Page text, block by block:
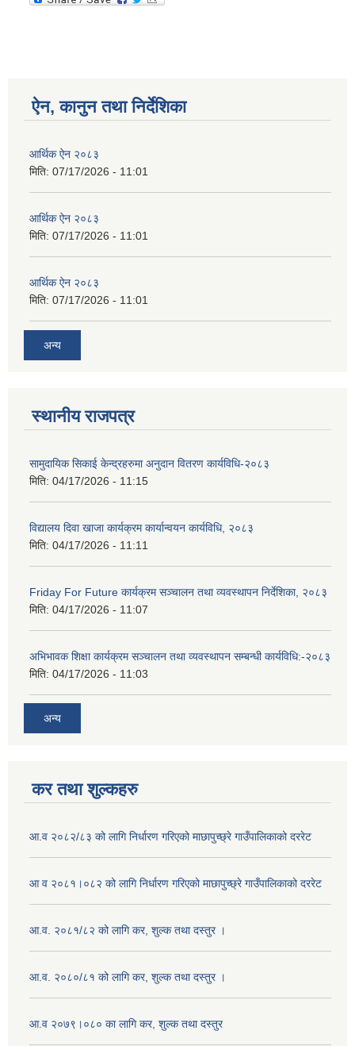
ऐन, कानुन तथा निर्देशिका
आर्थिक ऐन २०८३
मिति: 07/17/2026 - 11:01
आर्थिक ऐन २०८३
मिति: 07/17/2026 - 11:01
आर्थिक ऐन २०८३
मिति: 07/17/2026 - 11:01
अन्य
स्थानीय राजपत्र
सामुदायिक सिकाई केन्द्रहरुमा अनुदान वितरण कार्यविधि-२०८३
मिति: 04/17/2026 - 11:15
विद्यालय दिवा खाजा कार्यक्रम कार्यान्वयन कार्यविधि, २०८३
मिति: 04/17/2026 - 11:11
Friday For Future कार्यक्रम सञ्चालन तथा व्यवस्थापन निर्देशिका, २०८३
मिति: 04/17/2026 - 11:07
अभिभावक शिक्षा कार्यक्रम सञ्चालन तथा व्यवस्थापन सम्बन्धी कार्यविधि:-२०८३
मिति: 04/17/2026 - 11:03
अन्य
कर तथा शुल्कहरु
आ.व २०८२/८३ को लागि निर्धारण गरिएको माछापुच्छ्रे गाउँपालिकाको दररेट
आ व २०८१।०८२ को लागि निर्धारण गरिएको माछापुच्छ्रे गाउँपालिकाको दररेट
आ.व. २०८१/८२ को लागि कर, शुल्क तथा दस्तुर ।
आ.व. २०८०/८१ को लागि कर, शुल्क तथा दस्तुर ।
आ.व २०७९।०८० का लागि कर, शुल्क तथा दस्तुर